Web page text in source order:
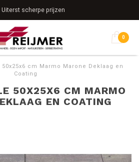
Uiterst scherpe prijzen
0
50x25x6 cm Marmo Marone Deklaag en
Coating
50X25X6 CM MARMO
EN COATING